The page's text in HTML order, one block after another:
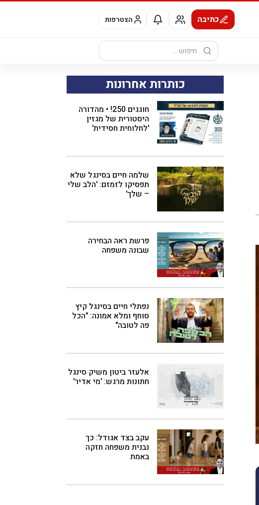
כתיבה הצטרפות
חיפוש:
כותרות אחרונות
חוגגים 250! • מהדורה
היסטורית של מגזין
'לחלוחית חסידית'
שלמה חיים בסינגל שלא
תפסיקו לזמזם: 'הלב שלי
– שלך'
פרשת ראה הבחירה
שבונה משפחה
נפתלי חיים בסינגל קיץ
סוחף ומלא אמונה: "הכל
פה לטובה"
אלעזר ביטון משיק סינגל
חתונות מרגש: 'מי אדיר'
עקב בצד אגודל: כך
נבנית משפחה חזקה
באמת